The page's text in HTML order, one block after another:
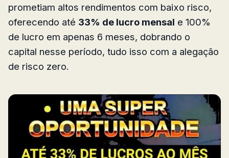
prometiam altos rendimentos com baixo risco,
oferecendo até 33% de lucro mensal e 100%
de lucro em apenas 6 meses, dobrando o
capital nesse período, tudo isso com a alegação
de risco zero.